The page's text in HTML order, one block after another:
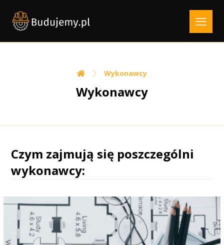
Wykonawcy
Wykonawcy
Czym zajmują się poszczególni
wykonawcy: